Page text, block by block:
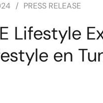
PRESS RELEASE
Lifestyle
en